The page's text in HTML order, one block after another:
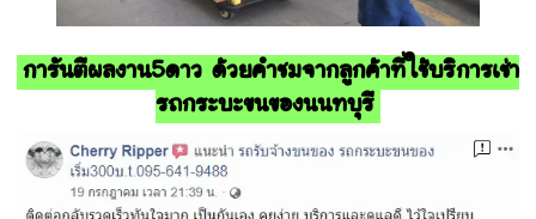
การันตีผลงาน5ดาว ด้วยคำชมจากลูกค้าที่ใช้บริการเช่า
รถกระบะขนของนนทบุรี